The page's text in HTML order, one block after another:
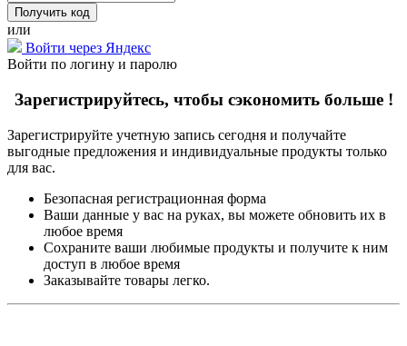
или
Войти через Яндекс
Войти по логину и паролю
Зарегистрируйтесь, чтобы сэкономить больше !
Зарегистрируйте учетную запись сегодня и получайте
выгодные предложения и индивидуальные продукты только
для вас.
Безопасная регистрационная форма
Ваши данные у вас на руках, вы можете обновить их в
любое время
Сохраните ваши любимые продукты и получите к ним
доступ в любое время
Заказывайте товары легко.